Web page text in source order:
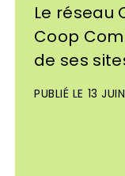
Le réseau
Coop
de ses
PUBLIÉ LE 13